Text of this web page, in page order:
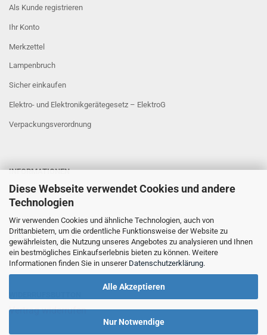
Diese Webseite verwendet Cookies und andere
Technologien
Wir verwenden Cookies und ähnliche Technologien, auch von
Drittanbietern, um die ordentliche Funktionsweise der Website zu
gewährleisten, die Nutzung unseres Angebotes zu analysieren und Ihnen
ein bestmögliches Einkaufserlebnis bieten zu können. Weitere
Informationen finden Sie in unserer Datenschutzerklärung.
Alle Akzeptieren
Nur Notwendige
Als Kunde registrieren
Ihr Konto
Merkzettel
Lampenbruch
Sicher einkaufen
Elektro- und Elektronikgerätegesetz – ElektroG
Verpackungsverordnung
INFORMATIONEN
Sicher Einkaufen
Vertrag widerrufen